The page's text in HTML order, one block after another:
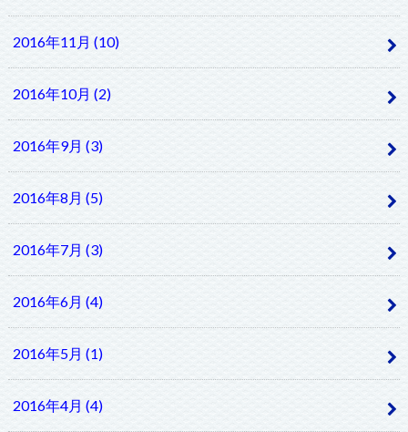
2016年11月 (10)
2016年10月 (2)
2016年9月 (3)
2016年8月 (5)
2016年7月 (3)
2016年6月 (4)
2016年5月 (1)
2016年4月 (4)